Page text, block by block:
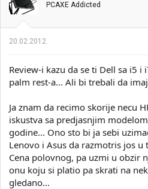
PCAXE Addicted
20.02.2012.
Review-i kazu da se ti Dell sa i5
palm rest-a... Ali bi trebali da
Ja znam da recimo skorije necu
iskustva sa predjasnjim
godine... Ono sto bi ja sebi
Lenovo i Asus da razmotris jos
Cena polovnog, pa uzmi u obzir
onu koju si platio pa skrati na
gledano...